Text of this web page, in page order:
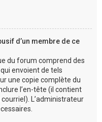
d’un membre de ce
du forum comprend des
envoient de tels
une copie complète du
l’en-tête (il contient
L’administrateur